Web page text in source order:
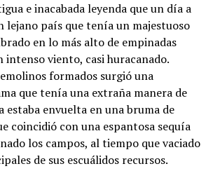
e inacabada leyenda que un día a
lejano país que tenía un majestuoso
en lo más alto de empinadas
intenso viento, casi huracanado.
formados surgió una
que tenía una extraña manera de
estaba envuelta en una bruma de
coincidió con una espantosa sequía
los campos, al tiempo que vaciado
de sus escuálidos recursos.